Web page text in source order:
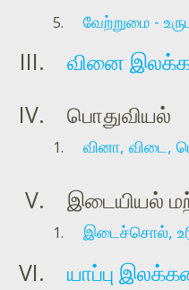
வேற்றுமை -
வினை
பொதுவியல்
வினா,
இடையியல்
இடைச்சொல்,
யாப்பு